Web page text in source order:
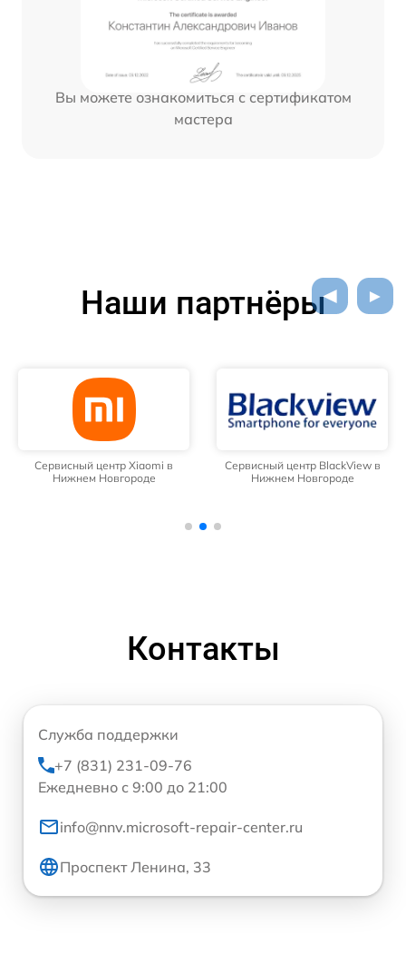
Вы можете ознакомиться с сертификатом
мастера
Наши партнёры
Сервисный центр Xiaomi в
Нижнем Новгороде
Сервисный центр BlackView в
Нижнем Новгороде
Контакты
Служба поддержки
+7 (831) 231-09-76
Ежедневно с 9:00 до 21:00
info@nnv.microsoft-repair-center.ru
Проспект Ленина, 33